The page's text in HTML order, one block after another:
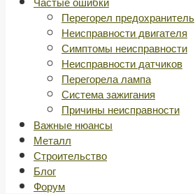
Перегорел предохранитель
Неисправности двигателя
Симптомы неисправности
Неисправности датчиков
Перегорела лампа
Система зажигания
Причины неисправности
Важные нюансы
Металл
Строительство
Блог
Форум